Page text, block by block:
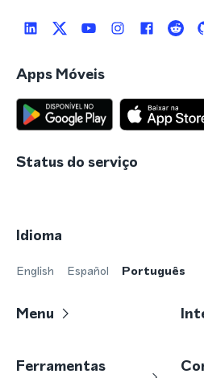
Apps Móveis
Status do serviço
Idioma
English Español Português
Menu
Ferramentas